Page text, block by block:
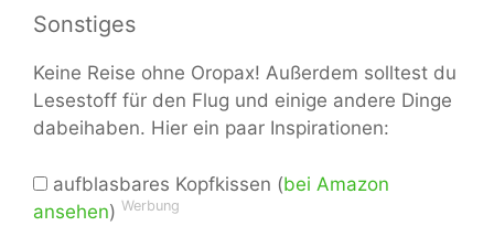
Sonstiges
Keine Reise ohne Oropax! Außerdem solltest du
Lesestoff für den Flug und einige andere Dinge
dabeihaben. Hier ein paar Inspirationen:
aufblasbares Kopfkissen (bei Amazon
ansehen) Werbung